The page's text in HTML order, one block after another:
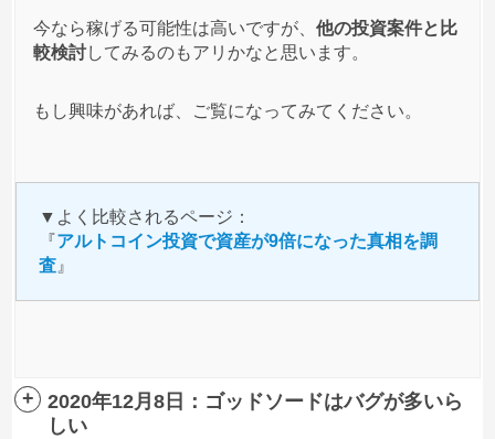
1
なんかで儲かると思えないからやる気にならない。
匿名 ゴッドソードへの投稿
も必ず売れるのっていつまでさ？
今なら稼げる可能性は高いですが、他の投資案件と比
較検討してみるのもアリかなと思います。
もし興味があれば、ご覧になってみてください。
▼よく比較されるページ：
『アルトコイン投資で資産が9倍になった真相を調
査 』
2020年12月8日：ゴッドソードはバグが多いら
しい